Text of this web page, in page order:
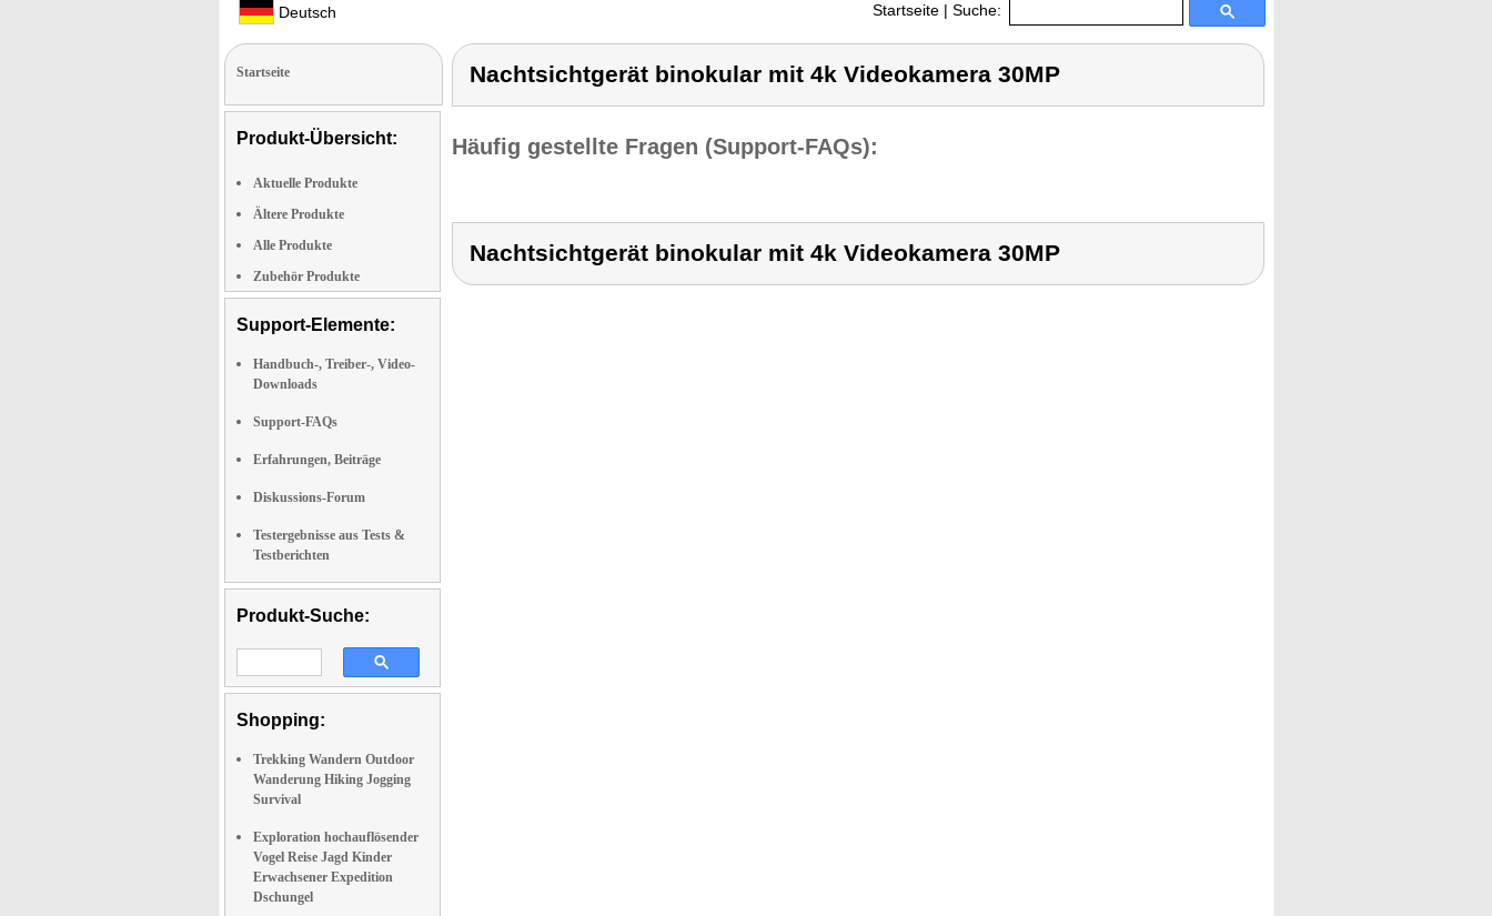
Deutsch Startseite | Suche:
Startseite
Produkt-Übersicht:
Aktuelle Produkte
Ältere Produkte
Alle Produkte
Zubehör Produkte
Support-Elemente:
Handbuch-, Treiber-, Video-
Downloads
Support-FAQs
Erfahrungen, Beiträge
Diskussions-Forum
Testergebnisse aus Tests &
Testberichten
Produkt-Suche:
Shopping:
Trekking Wandern Outdoor
Wanderung Hiking Jogging
Survival
Exploration hochauflösender
Vogel Reise Jagd Kinder
Erwachsener Expedition
Dschungel
Nachtsichtgerät binokular mit 4k Videokamera 30MP
Häufig gestellte Fragen (Support-FAQs):
Nachtsichtgerät binokular mit 4k Videokamera 30MP